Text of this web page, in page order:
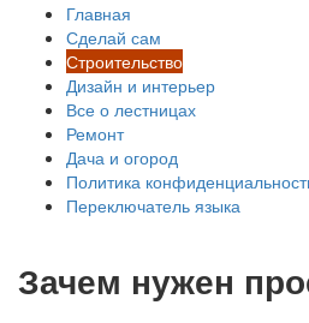
Главная
Сделай сам
Строительство
Дизайн и интерьер
Все о лестницах
Ремонт
Дача и огород
Политика
Переключатель языка
Зачем нужен